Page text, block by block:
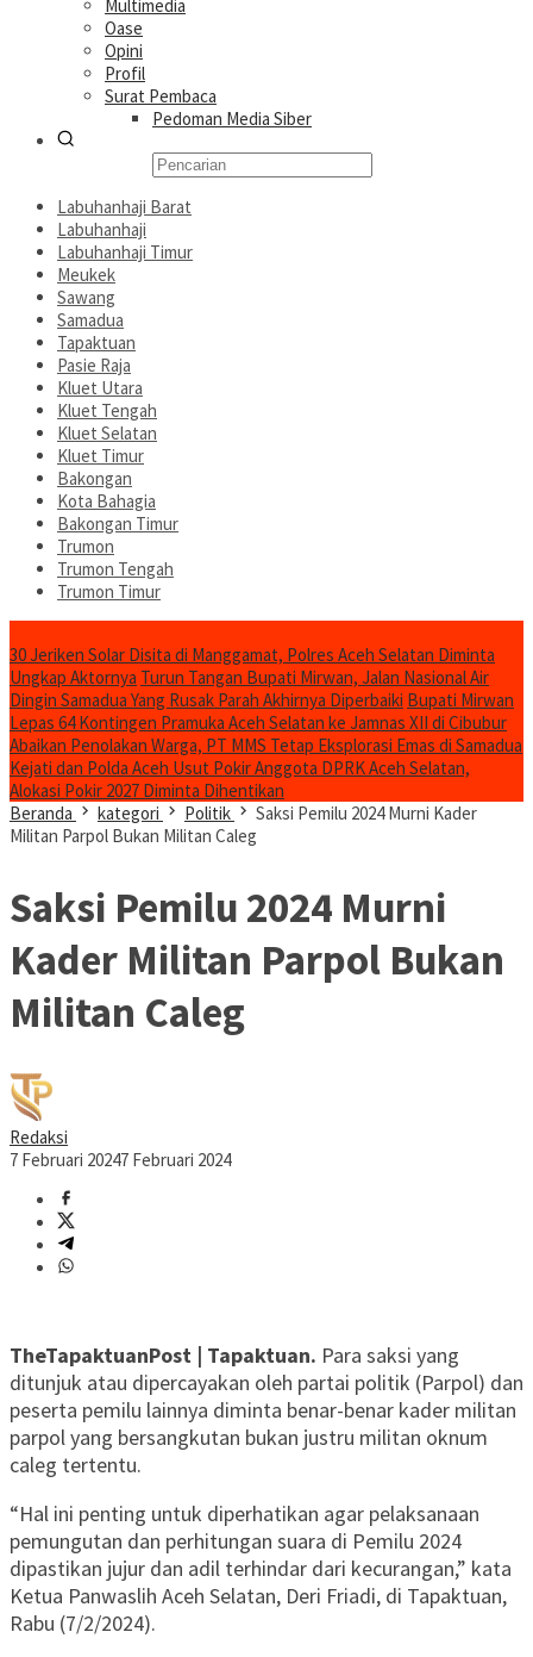
Multimedia
Oase
Opini
Profil
Surat Pembaca
Pedoman Media Siber
Labuhanhaji Barat
Labuhanhaji
Labuhanhaji Timur
Meukek
Sawang
Samadua
Tapaktuan
Pasie Raja
Kluet Utara
Kluet Tengah
Kluet Selatan
Kluet Timur
Bakongan
Kota Bahagia
Bakongan Timur
Trumon
Trumon Tengah
Trumon Timur
30 Jeriken Solar Disita di Manggamat, Polres Aceh Selatan Diminta
Ungkap Aktornya Turun Tangan Bupati Mirwan, Jalan Nasional Air
Dingin Samadua Yang Rusak Parah Akhirnya Diperbaiki Bupati Mirwan
Lepas 64 Kontingen Pramuka Aceh Selatan ke Jamnas XII di Cibubur
Abaikan Penolakan Warga, PT MMS Tetap Eksplorasi Emas di Samadua
Kejati dan Polda Aceh Usut Pokir Anggota DPRK Aceh Selatan,
Alokasi Pokir 2027 Diminta Dihentikan
Beranda
kategori Politik
Saksi Pemilu 2024 Murni Kader
Militan Parpol Bukan Militan Caleg
Saksi Pemilu 2024 Murni
Kader Militan Parpol Bukan
Militan Caleg
Redaksi
7 Februari 20247 Februari 2024
TheTapaktuanPost | Tapaktuan. Para saksi yang
ditunjuk atau dipercayakan oleh partai politik (Parpol) dan
peserta pemilu lainnya diminta benar-benar kader militan
parpol yang bersangkutan bukan justru militan oknum
caleg tertentu.
“Hal ini penting untuk diperhatikan agar pelaksanaan
pemungutan dan perhitungan suara di Pemilu 2024
dipastikan jujur dan adil terhindar dari kecurangan,” kata
Ketua Panwaslih Aceh Selatan, Deri Friadi, di Tapaktuan,
Rabu (7/2/2024).